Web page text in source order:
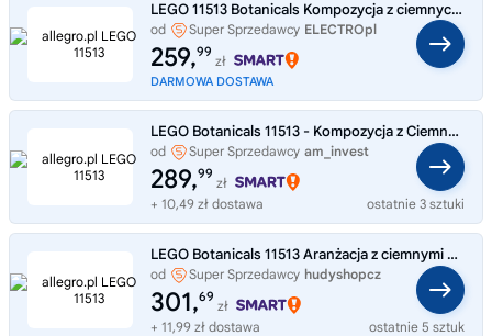
LEGO 11513 Botanicals Kompozycja z ciemnych kwiatów
od Super Sprzedawcy ELECTROpl
259,99
zł
DARMOWA DOSTAWA
LEGO Botanicals 11513 - Kompozycja z Ciemnych Kwiatów
od Super Sprzedawcy am_invest
289,99
zł
+ 10,49 zł dostawa
ostatnie 3 sztuki
LEGO Botanicals 11513 Aranżacja z ciemnymi kwiatami
od Super Sprzedawcy hudyshopcz
301,69
zł
+ 11,99 zł dostawa
ostatnie 5 sztuk